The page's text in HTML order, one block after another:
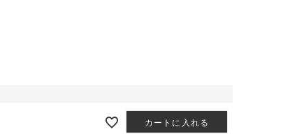
カートに入れる